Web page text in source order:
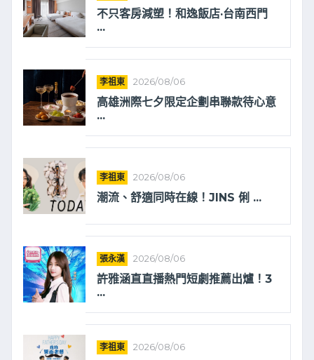
不只客房減塑！和逸飯店·台南西門
...
李祖東 2026/08/06
高雄洲際七夕限定企劃串聯款待心意
...
李祖東 2026/08/06
潮流、舒適同時在線！JINS 俐 ...
張永漢 2026/08/06
許雅涵直直播熱門短劇推薦出爐！3
...
李祖東 2026/08/06